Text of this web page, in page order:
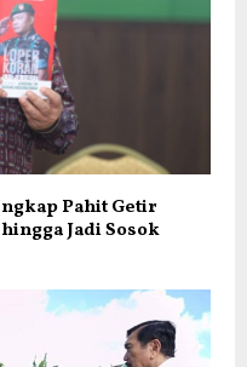
Pahit Getir
Jadi Sosok